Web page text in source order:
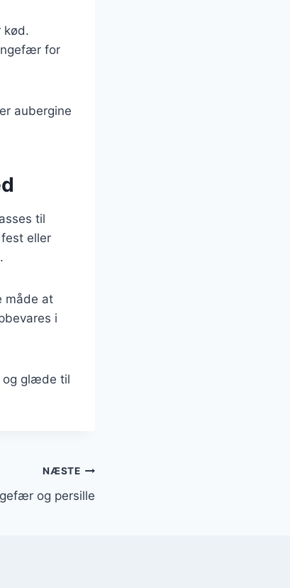
kød.
for
aubergine
til
eller
måde at
i
og glæde til
NÆSTE
og persille